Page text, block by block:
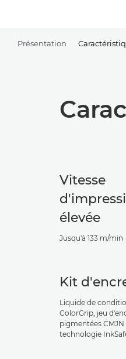
Présentation
Vitesse
élevée
Jusqu'à 133 m/min
Kit
Liquide de
ColorGrip, jeu
pigmentées CMJN
technologie